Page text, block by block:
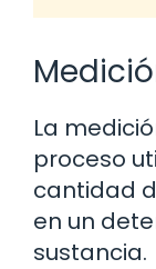
La
proceso
cantidad
en un
sustancia.